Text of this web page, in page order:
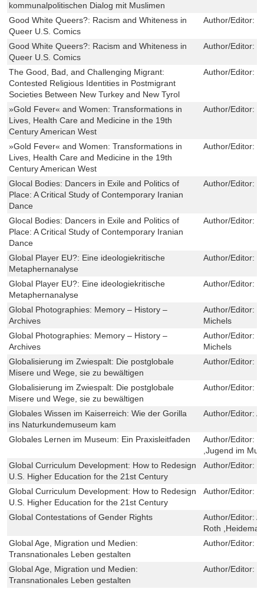
kommunalpolitischen Dialog mit Muslimen
Good White Queers?: Racism and Whiteness in
Queer U.S. Comics
Author/Editor:
Good White Queers?: Racism and Whiteness in
Queer U.S. Comics
Author/Editor:
The Good, Bad, and Challenging Migrant:
Contested Religious Identities in Postmigrant
Societies Between New Turkey and New Tyrol
Author/Editor:
»Gold Fever« and Women: Transformations in
Lives, Health Care and Medicine in the 19th
Century American West
Author/Editor:
»Gold Fever« and Women: Transformations in
Lives, Health Care and Medicine in the 19th
Century American West
Author/Editor:
Glocal Bodies: Dancers in Exile and Politics of
Place: A Critical Study of Contemporary Iranian
Dance
Author/Editor:
Glocal Bodies: Dancers in Exile and Politics of
Place: A Critical Study of Contemporary Iranian
Dance
Author/Editor:
Global Player EU?: Eine ideologiekritische
Metaphernanalyse
Author/Editor:
Global Player EU?: Eine ideologiekritische
Metaphernanalyse
Author/Editor:
Global Photographies: Memory – History –
Archives
Author/Editor:
Michels
Global Photographies: Memory – History –
Archives
Author/Editor:
Michels
Globalisierung im Zwiespalt: Die postglobale
Misere und Wege, sie zu bewältigen
Author/Editor:
Globalisierung im Zwiespalt: Die postglobale
Misere und Wege, sie zu bewältigen
Author/Editor:
Globales Wissen im Kaiserreich: Wie der Gorilla
ins Naturkundemuseum kam
Author/Editor:
Globales Lernen im Museum: Ein Praxisleitfaden Author/Editor:
,Jugend im
Global Curriculum Development: How to Redesign
U.S. Higher Education for the 21st Century
Author/Editor:
Global Curriculum Development: How to Redesign
U.S. Higher Education for the 21st Century
Author/Editor:
Global Contestations of Gender Rights Author/Editor:
Roth
Global Age, Migration und Medien:
Transnationales Leben gestalten
Author/Editor:
Global Age, Migration und Medien:
Transnationales Leben gestalten
Author/Editor: